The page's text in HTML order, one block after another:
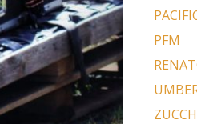
PFM